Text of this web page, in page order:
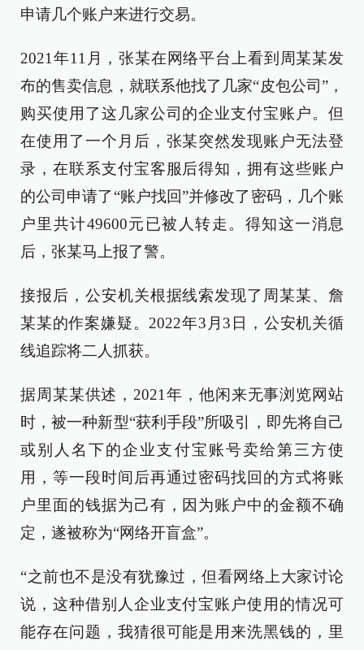
申请几个账户来进行交易。
2021年11月，张某在网络平台上看到周某某发
布的售卖信息，就联系他找了几家“皮包公司”，
购买使用了这几家公司的企业支付宝账户。但
在使用了一个月后，张某突然发现账户无法登
录，在联系支付宝客服后得知，拥有这些账户
的公司申请了“账户找回”并修改了密码，几个账
户里共计49600元已被人转走。得知这一消息
后，张某马上报了警。
接报后，公安机关根据线索发现了周某某、詹
某某的作案嫌疑。2022年3月3日，公安机关循
线追踪将二人抓获。
据周某某供述，2021年，他闲来无事浏览网站
时，被一种新型“获利手段”所吸引，即先将自己
或别人名下的企业支付宝账号卖给第三方使
用，等一段时间后再通过密码找回的方式将账
户里面的钱据为己有，因为账户中的金额不确
定，遂被称为“网络开盲盒”。
“之前也不是没有犹豫过，但看网络上大家讨论
说，这种借别人企业支付宝账户使用的情况可
能存在问题，我猜很可能是用来洗黑钱的，里